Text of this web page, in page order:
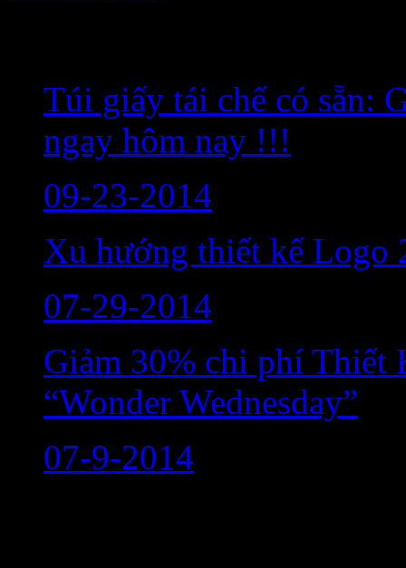
Túi giấy tái chế có sẵn:
ngay hôm nay !!!
09-23-2014
Xu hướng thiết kế Logo
07-29-2014
Giảm 30% chi phí Thiết
“Wonder Wednesday”
07-9-2014